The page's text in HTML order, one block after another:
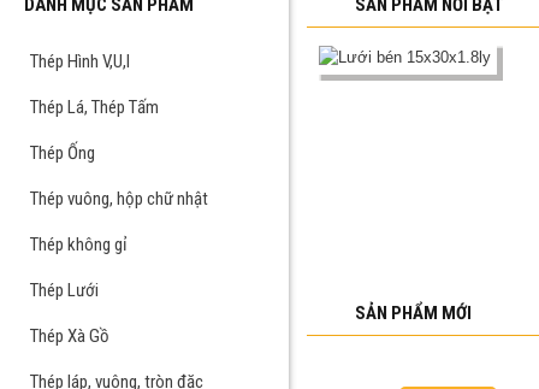
DANH MỤC SẢN PHẨM
Thép Hình V,U,I
Thép Lá, Thép Tấm
Thép Ống
Thép vuông, hộp chữ nhật
Thép không gỉ
Thép Lưới
Thép Xà Gồ
Thép láp, vuông, tròn đặc
SẢN PHẨM NỔI BẬT
SẢN PHẨM MỚI